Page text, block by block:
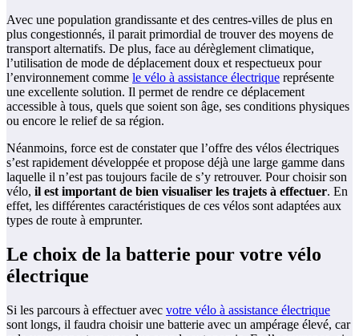
Avec une population grandissante et des centres-villes de plus en
plus congestionnés, il parait primordial de trouver des moyens de
transport alternatifs. De plus, face au dérèglement climatique,
l’utilisation de mode de déplacement doux et respectueux pour
l’environnement comme le vélo à assistance électrique représente
une excellente solution. Il permet de rendre ce déplacement
accessible à tous, quels que soient son âge, ses conditions physiques
ou encore le relief de sa région.
Néanmoins, force est de constater que l’offre des vélos électriques
s’est rapidement développée et propose déjà une large gamme dans
laquelle il n’est pas toujours facile de s’y retrouver. Pour choisir son
vélo, il est important de bien visualiser les trajets à effectuer. En
effet, les différentes caractéristiques de ces vélos sont adaptées aux
types de route à emprunter.
Le choix de la batterie pour votre vélo
électrique
Si les parcours à effectuer avec votre vélo à assistance électrique
sont longs, il faudra choisir une batterie avec un ampérage élevé, car